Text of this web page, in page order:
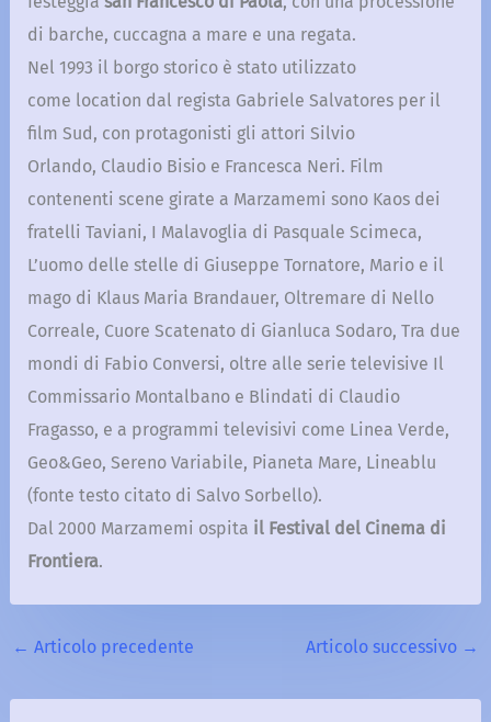
di barche, cuccagna a mare e una regata.
Nel 1993 il borgo storico è stato utilizzato
come location dal regista Gabriele Salvatores per il
film Sud, con protagonisti gli attori Silvio
Orlando, Claudio Bisio e Francesca Neri. Film
contenenti scene girate a Marzamemi sono Kaos dei
fratelli Taviani, I Malavoglia di Pasquale Scimeca,
L’uomo delle stelle di Giuseppe Tornatore, Mario e il
mago di Klaus Maria Brandauer, Oltremare di Nello
Correale, Cuore Scatenato di Gianluca Sodaro, Tra due
mondi di Fabio Conversi, oltre alle serie televisive Il
Commissario Montalbano e Blindati di Claudio
Fragasso, e a programmi televisivi come Linea Verde,
Geo&Geo, Sereno Variabile, Pianeta Mare, Lineablu
(fonte testo citato di Salvo Sorbello).
Dal 2000 Marzamemi ospita il Festival del Cinema di
Frontiera.
← Articolo precedente Articolo successivo →